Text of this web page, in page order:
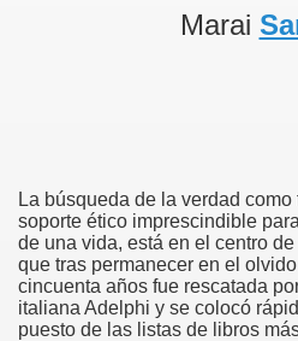
Marai
La búsqueda de la verdad
soporte ético imprescindible
de una vida, está en el centro
que tras permanecer en el
cincuenta años fue rescatada
italiana Adelphi y se colocó
puesto de las listas de libros